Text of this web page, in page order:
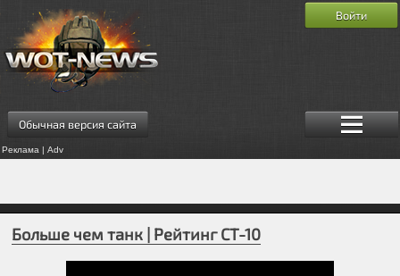
Обычная версия сайта
Реклама | Adv
Войти
Больше чем танк | Рейтинг СТ-10